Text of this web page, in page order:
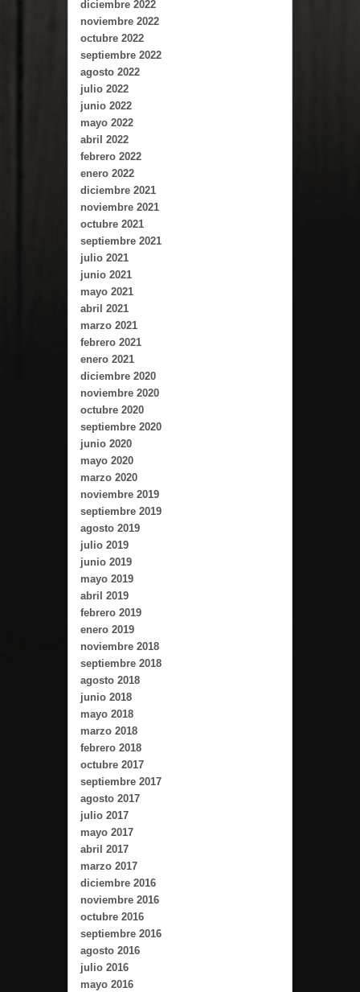
diciembre 2022
noviembre 2022
octubre 2022
septiembre 2022
agosto 2022
julio 2022
junio 2022
mayo 2022
abril 2022
febrero 2022
enero 2022
diciembre 2021
noviembre 2021
octubre 2021
septiembre 2021
julio 2021
junio 2021
mayo 2021
abril 2021
marzo 2021
febrero 2021
enero 2021
diciembre 2020
noviembre 2020
octubre 2020
septiembre 2020
junio 2020
mayo 2020
marzo 2020
noviembre 2019
septiembre 2019
agosto 2019
julio 2019
junio 2019
mayo 2019
abril 2019
febrero 2019
enero 2019
noviembre 2018
septiembre 2018
agosto 2018
junio 2018
mayo 2018
marzo 2018
febrero 2018
octubre 2017
septiembre 2017
agosto 2017
julio 2017
mayo 2017
abril 2017
marzo 2017
diciembre 2016
noviembre 2016
octubre 2016
septiembre 2016
agosto 2016
julio 2016
mayo 2016